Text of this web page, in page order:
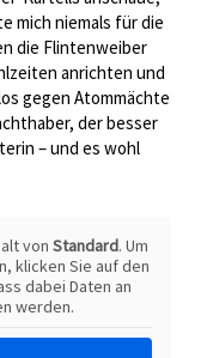
mich niemals für die
die Flintenweiber
anrichten und
gegen Atommächte
der besser
– und es wohl
von Standard. Um
klicken Sie auf den
dabei Daten an
werden.